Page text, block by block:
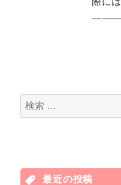
検
索
最近の投稿